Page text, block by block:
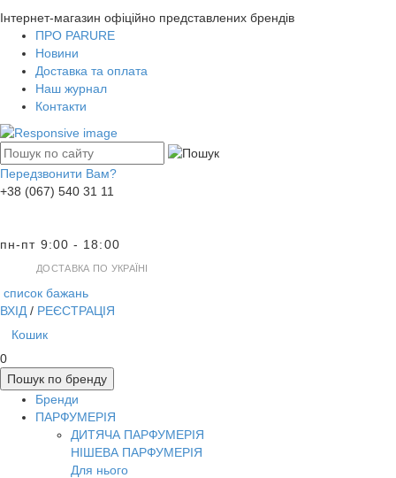
Інтернет-магазин офіційно представлених брендів
ПРО PARURE
Новини
Доставка та оплата
Наш журнал
Контакти
Передзвонити Вам?
+38 (067) 540 31 11
пн-пт 9:00 - 18:00
ДОСТАВКА ПО УКРАЇНІ
список бажань
ВХІД / РЕЄСТРАЦІЯ
Кошик
0
Пошук по бренду
Бренди
ПАРФУМЕРІЯ
ДИТЯЧА ПАРФУМЕРІЯ
НІШЕВА ПАРФУМЕРІЯ
Для нього